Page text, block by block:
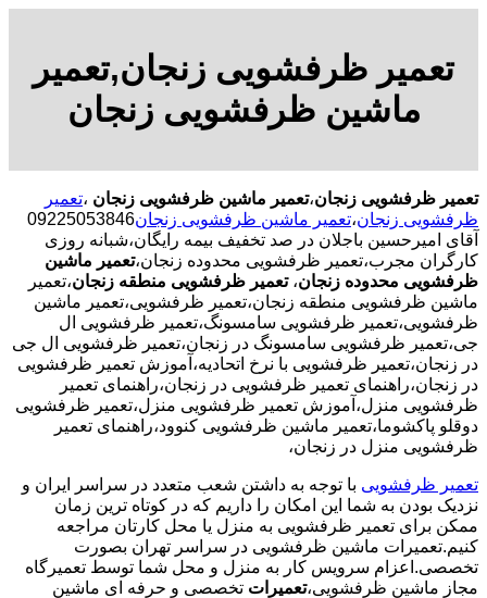
تعمیر ظرفشویی زنجان,تعمیر
ماشین ظرفشویی زنجان
تعمیر ظرفشویی زنجان،تعمیر ماشین ظرفشویی زنجان ،تعمیر
ظرفشویی زنجان،تعمیر ماشین ظرفشویی زنجان09225053846
آقای امیرحسین باجلان در صد تخفیف بیمه رایگان،شبانه روزی
کارگران مجرب،تعمیر ظرفشویی محدوده زنجان،تعمیر ماشین
ظرفشویی محدوده زنجان، تعمیر ظرفشویی منطقه زنجان،تعمیر
ماشین ظرفشویی منطقه زنجان،تعمیر ظرفشویی،تعمیر ماشین
ظرفشویی،تعمیر ظرفشویی سامسونگ،تعمیر ظرفشویی ال
جی،تعمیر ظرفشویی سامسونگ در زنجان،تعمیر ظرفشویی ال جی
در زنجان،تعمیر ظرفشویی با نرخ اتحادیه،آموزش تعمیر ظرفشویی
در زنجان،راهنمای تعمیر ظرفشویی در زنجان،راهنمای تعمیر
ظرفشویی منزل،آموزش تعمیر ظرفشویی منزل،تعمیر ظرفشویی
دوقلو پاکشوما،تعمیر ماشین ظرفشویی کنوود،راهنمای تعمیر
ظرفشویی منزل در زنجان،
تعمیر ظرفشویی با توجه به داشتن شعب متعدد در سراسر ایران و
نزدیک بودن به شما این امکان را داریم که در کوتاه ترین زمان
ممکن برای تعمیر ظرفشویی به منزل یا محل کارتان مراجعه
کنیم.تعمیرات ماشین ظرفشویی در سراسر تهران بصورت
تخصصی.اعزام سرویس کار به منزل و محل شما توسط تعمیرگاه
مجاز ماشین ظرفشویی،تعمیرات تخصصی و حرفه ای ماشین